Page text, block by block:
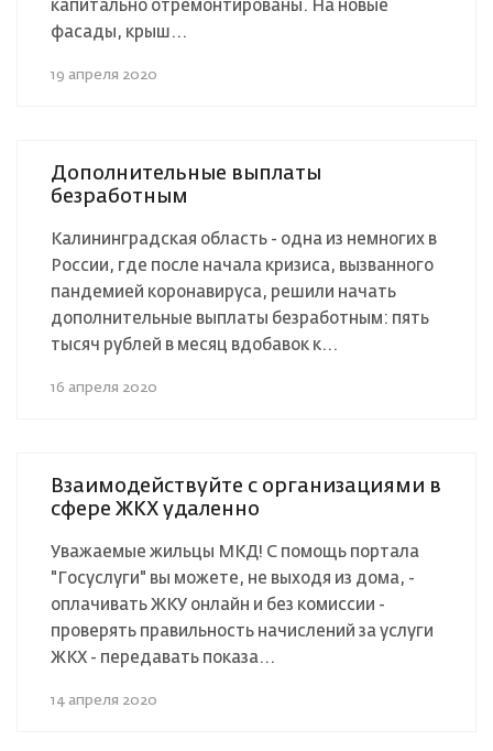
капитально отремонтированы. На новые
фасады, крыш...
19 апреля 2020
Дополнительные выплаты
безработным
Калининградская область - одна из немногих в
России, где после начала кризиса, вызванного
пандемией коронавируса, решили начать
дополнительные выплаты безработным: пять
тысяч рублей в месяц вдобавок к...
16 апреля 2020
Взаимодействуйте с организациями в
сфере ЖКХ удаленно
Уважаемые жильцы МКД! С помощь портала
"Госуслуги" вы можете, не выходя из дома, -
оплачивать ЖКУ онлайн и без комиссии -
проверять правильность начислений за услуги
ЖКХ - передавать показа...
14 апреля 2020